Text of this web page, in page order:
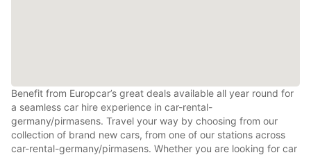
Benefit from Europcar’s great deals available all year round for
a seamless car hire experience in car-rental-
germany/pirmasens. Travel your way by choosing from our
collection of brand new cars, from one of our stations across
car-rental-germany/pirmasens. Whether you are looking for car